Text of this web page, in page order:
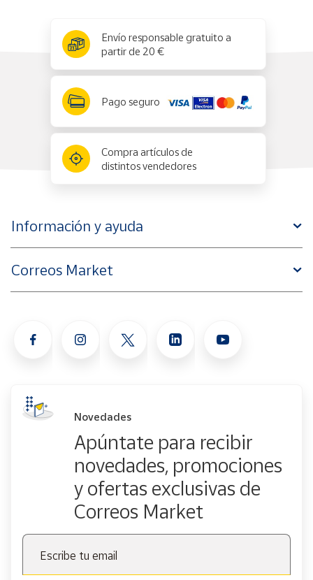
Envío responsable gratuito a
partir de 20 €
Pago seguro
Compra artículos de
distintos vendedores
Información y ayuda
Correos Market
Novedades
Apúntate para recibir
novedades, promociones
y ofertas exclusivas de
Correos Market
Escribe tu email